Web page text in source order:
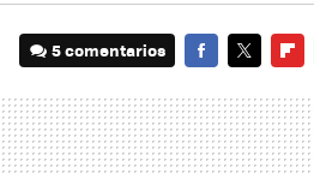
5 comentarios